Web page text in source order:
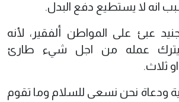
انه لا يستطيع دفع البدل.
عبئ على المواطن ألفقير، لأنه
عمله من اجل شيء طارئ
ثلاث.
ودعاة نحن نسعى للسلام وما تقوم